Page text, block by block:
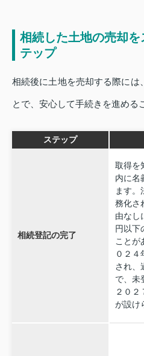
相続した土地の売却
テップ
相続後に土地を売却する際には
とで、安心して手続きを進める
ステップ
相続登記の完了
取得を
内に名
ます。
務化さ
由なし
円以下
ことが
０２４
され、
で、未
２０２
が設け